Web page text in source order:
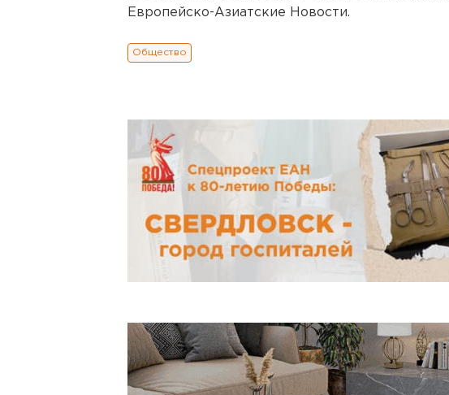
Европейско-Азиатские Новости.
Общество